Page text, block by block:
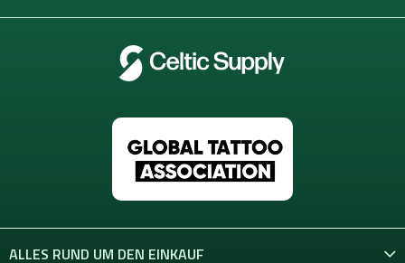
e
r
i
t
e
ALLES RUND UM DEN EINKAUF